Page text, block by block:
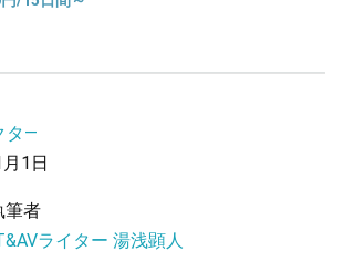
タ―
1日
筆者
ライター 湯浅顕人